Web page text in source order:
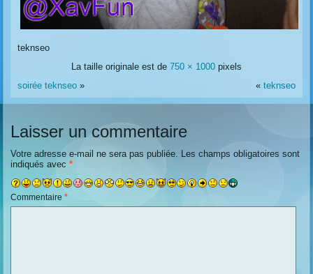
teknseo
La taille originale est de 750 × 1000 pixels
soirée teknseo » « teknseo
Laisser un commentaire
Votre adresse e-mail ne sera pas publiée.
Les champs obligatoires sont
indiqués avec*
Commentaire*